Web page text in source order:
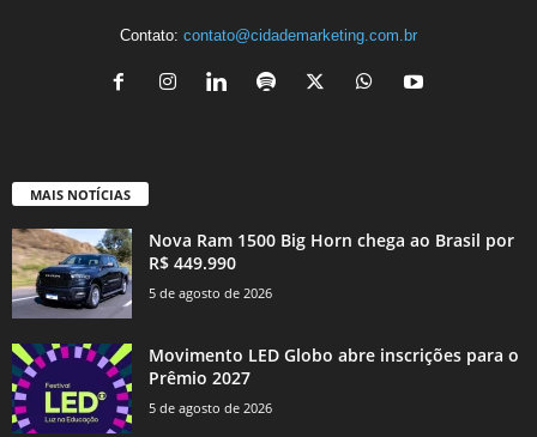
Contato: contato@cidademarketing.com.br
MAIS NOTÍCIAS
Nova Ram 1500 Big Horn chega ao Brasil por
R$ 449.990
5 de agosto de 2026
Movimento LED Globo abre inscrições para o
Prêmio 2027
5 de agosto de 2026